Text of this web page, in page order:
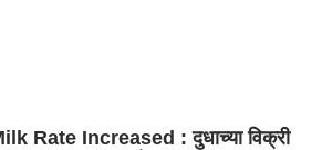
Rate Increased : दुधाच्या विक्री